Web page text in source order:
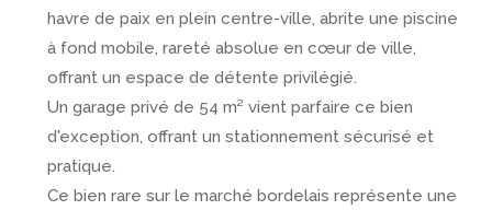
havre de paix en plein centre-ville, abrite une piscine
à fond mobile, rareté absolue en cœur de ville,
offrant un espace de détente privilégié.
Un garage privé de 54 m² vient parfaire ce bien
d'exception, offrant un stationnement sécurisé et
pratique.
Ce bien rare sur le marché bordelais représente une